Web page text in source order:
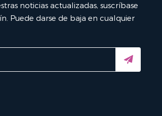
noticias actualizadas, suscríbase
Puede darse de baja en cualquier